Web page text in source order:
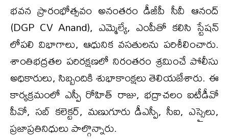
​భవన ప్రారంభోత్సవం అనంతరం డీజీపీ సీవీ ఆనంద్
(DGP CV Anand), ఎమ్మెల్యే, ఎంపీతో కలిసి స్టేషన్
లోపలి విభాగాలు, ఆధునిక వసతులను పరిశీలించారు.
శాంతిభద్రతల పరిరక్షణలో నిరంతరం శ్రమించే పోలీసు
అధికారులు, సిబ్బందికి శుభాకాంక్షలు తెలియజేశారు. ​ఈ
కార్యక్రమంలో ఎస్పీ రోహిత్ రాజు, భద్రాచలం ఐటీడీవో
పీవో, సబ్ కలెక్టర్, మణుగూరు డీఎస్పీ, సీఐ, ఎస్సైలు,
ప్రజాప్రతినిధులు పాల్గొన్నారు.